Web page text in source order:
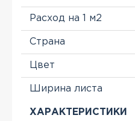
Расход на 1 м2
Страна
Цвет
Ширина листа
ХАРАКТЕРИСТИКИ